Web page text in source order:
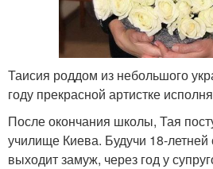
Таисия роддом из небольшого
году прекрасной артистке
После окончания школы, Тая
училище Киева. Будучи 18-летней
выходит замуж, через год у